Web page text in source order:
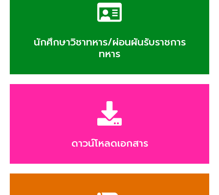
นักศึกษาวิชาทหาร/ผ่อนผันรับราชการ
ทหาร
ดาวน์โหลดเอกสาร